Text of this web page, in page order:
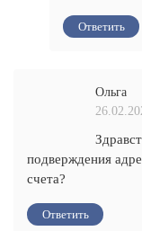
Ответить
Ольга
подверждения
счета?
Ответить